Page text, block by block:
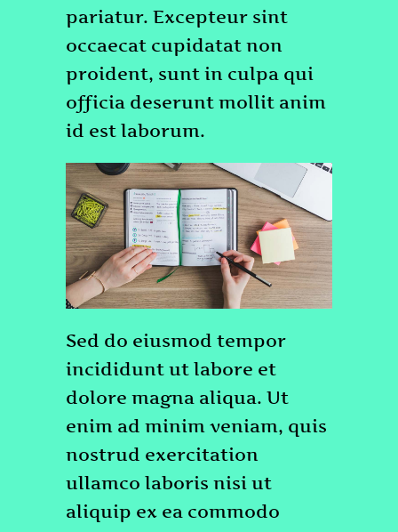
pariatur. Excepteur sint
occaecat cupidatat non
proident, sunt in culpa qui
officia deserunt mollit anim
id est laborum.
Sed do eiusmod tempor
incididunt ut labore et
dolore magna aliqua. Ut
enim ad minim veniam, quis
nostrud exercitation
ullamco laboris nisi ut
aliquip ex ea commodo